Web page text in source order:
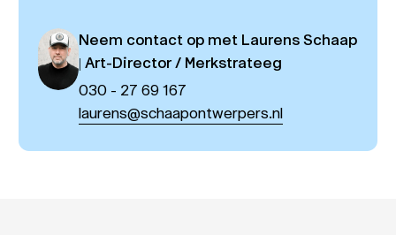
Neem contact op met Laurens Schaap
| Art-Director / Merkstrateeg
030 - 27 69 167
laurens@schaapontwerpers.nl